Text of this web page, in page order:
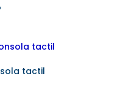
tactil